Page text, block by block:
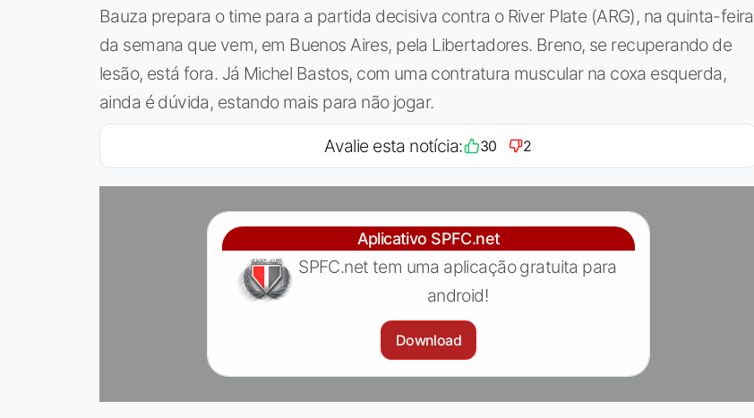
Bauza prepara o time para a partida decisiva contra o River Plate (ARG), na quinta-feira
da semana que vem, em Buenos Aires, pela Libertadores. Breno, se recuperando de
lesão, está fora. Já Michel Bastos, com uma contratura muscular na coxa esquerda,
ainda é dúvida, estando mais para não jogar.
Avalie esta notícia: 30 2
Aplicativo SPFC.net
SPFC.net tem uma aplicação gratuita para
android!
Download